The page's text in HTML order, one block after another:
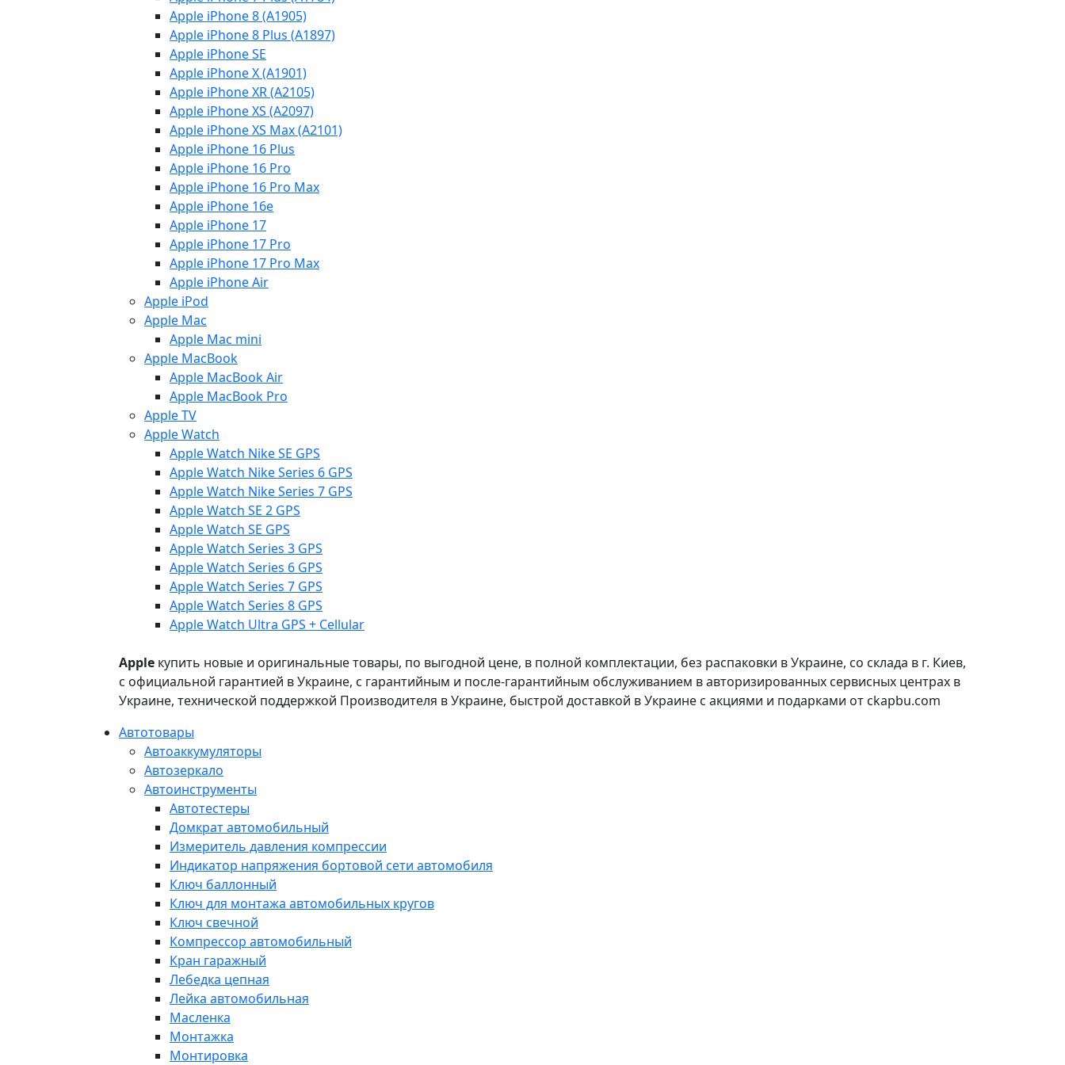
Apple iPhone 8 (A1905)
Apple iPhone 8 Plus (A1897)
Apple iPhone SE
Apple iPhone X (A1901)
Apple iPhone XR (A2105)
Apple iPhone XS (A2097)
Apple iPhone XS Max (A2101)
Apple iPhone 16 Plus
Apple iPhone 16 Pro
Apple iPhone 16 Pro Max
Apple iPhone 16e
Apple iPhone 17
Apple iPhone 17 Pro
Apple iPhone 17 Pro Max
Apple iPhone Air
Apple iPod
Apple Mac
Apple Mac mini
Apple MacBook
Apple MacBook Air
Apple MacBook Pro
Apple TV
Apple Watch
Apple Watch Nike SE GPS
Apple Watch Nike Series 6 GPS
Apple Watch Nike Series 7 GPS
Apple Watch SE 2 GPS
Apple Watch SE GPS
Apple Watch Series 3 GPS
Apple Watch Series 6 GPS
Apple Watch Series 7 GPS
Apple Watch Series 8 GPS
Apple Watch Ultra GPS + Cellular
Apple купить новые и оригинальные товары, по выгодной цене, в полной комплектации, без распаковки в Украине, со склада в г. Киев,
с официальной гарантией в Украине, с гарантийным и после-гарантийным обслуживанием в авторизированных сервисных центрах в
Украине, технической поддержкой Производителя в Украине, быстрой доставкой в Украине с акциями и подарками от ckapbu.com
Автотовары
Автоаккумуляторы
Автозеркало
Автоинструменты
Автотестеры
Домкрат автомобильный
Измеритель давления компрессии
Индикатор напряжения бортовой сети автомобиля
Ключ баллонный
Ключ для монтажа автомобильных кругов
Ключ свечной
Компрессор автомобильный
Кран гаражный
Лебедка цепная
Лейка автомобильная
Масленка
Монтажка
Монтировка